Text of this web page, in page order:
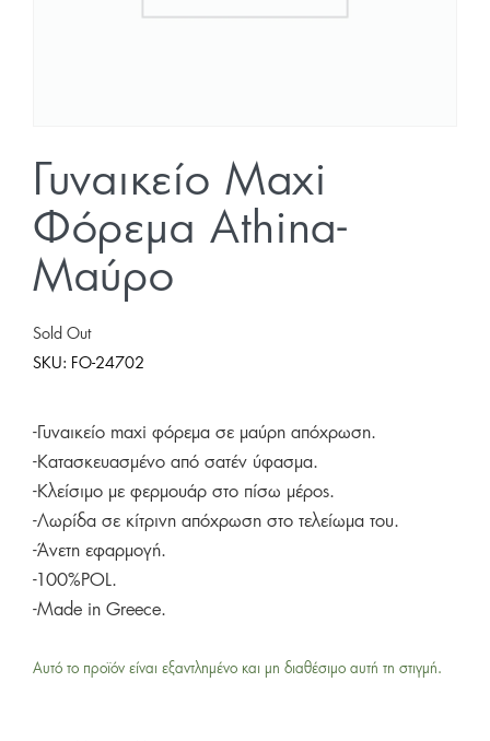
Γυναικείο Maxi
Φόρεμα Athina-
Μαύρο
Sold Out
SKU: FO-24702
-Γυναικείο maxi φόρεμα σε μαύρη απόχρωση.
-Κατασκευασμένο από σατέν ύφασμα.
-Κλείσιμο με φερμουάρ στο πίσω μέρος.
-Λωρίδα σε κίτρινη απόχρωση στο τελείωμα του.
-Άνετη εφαρμογή.
-100%POL.
-Made in Greece.
Αυτό το προϊόν είναι εξαντλημένο και μη διαθέσιμο αυτή τη στιγμή.